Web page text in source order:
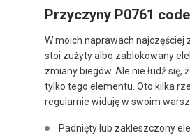
Przyczyny P0761 code
W moich naprawach najczęściej
stoi zużyty albo zablokowany
zmiany biegów. Ale nie łudź się,
tylko tego elementu. Oto kilka
regularnie widuję w swoim
Padnięty lub zakleszczony